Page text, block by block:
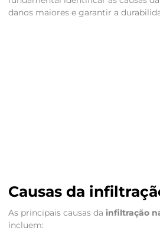
danos maiores e garantir a
Causas da
As principais causas da infiltração
incluem: